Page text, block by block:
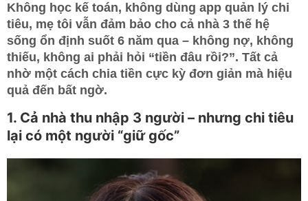
Không học kế toán, không dùng app quản lý chi
tiêu, mẹ tôi vẫn đảm bảo cho cả nhà 3 thế hệ
sống ổn định suốt 6 năm qua – không nợ, không
thiếu, không ai phải hỏi “tiền đâu rồi?”. Tất cả
nhờ một cách chia tiền cực kỳ đơn giản mà hiệu
quả đến bất ngờ.
1. Cả nhà thu nhập 3 người – nhưng chi tiêu
lại có một người “giữ gốc”